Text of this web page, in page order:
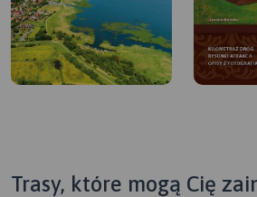
Trasy, które mogą Cię